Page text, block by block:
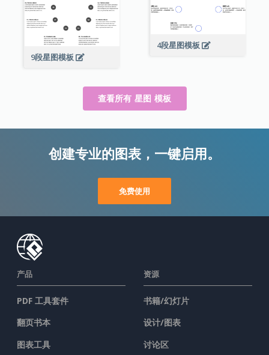
9段星图模板
4段星图模板
查看所有 星图 模板
创建专业的图表，一键启用。
免费使用
产品
PDF 工具套件
翻页书本
图表工具
资源
书籍/幻灯片
设计/图表
讨论区